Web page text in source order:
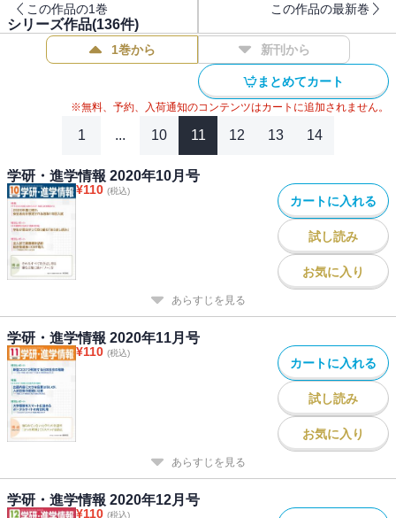
この作品の1巻 この作品の最新巻
シリーズ作品(136件)
1巻から 新刊から
まとめてカート
※無料、予約、入荷通知のコンテンツはカートに追加されません。
1 ... 10 11 12 13 14
学研・進学情報 2020年10月号
¥110 (税込)
カートに入れる
試し読み
お気に入り
あらすじを見る
学研・進学情報 2020年11月号
¥110 (税込)
カートに入れる
試し読み
お気に入り
あらすじを見る
学研・進学情報 2020年12月号
¥110 (税込)